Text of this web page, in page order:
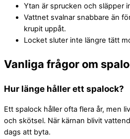
Ytan är sprucken och släpper
Vattnet svalnar snabbare än
krupit uppåt.
Locket sluter inte längre tätt
Vanliga frågor om
Hur länge håller ett spalock?
Ett spalock håller ofta flera år, men
och skötsel. När kärnan blivit
dags att byta.